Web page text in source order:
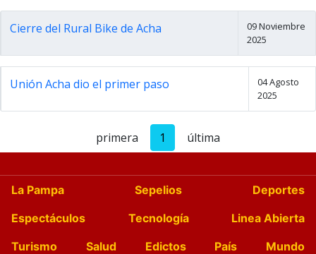
Cierre del Rural Bike de Acha
09 Noviembre
2025
Unión Acha dio el primer paso
04 Agosto
2025
primera 1 última
La Pampa Sepelios
Deportes
Espectáculos
Tecnología
Linea Abierta
Turismo
Salud Edictos País
Mundo